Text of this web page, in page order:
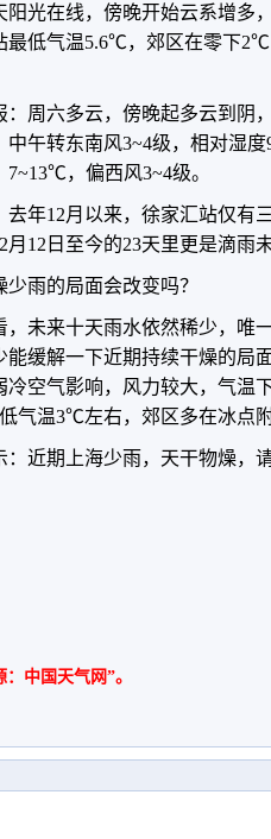
在线，傍晚开始云系增多
最低气温5.6℃，郊区在零下
六多云，傍晚起多云到阴
午转东南风3~4级，相对湿度
，偏西风3~4级。
12月以来，徐家汇站仅有
月12日至今的23天里更是滴雨
雨的局面会改变吗？
来十天雨水依然稀少，唯
能缓解一下近期持续干燥的局
冷空气影响，风力较大，气温
气温3℃左右，郊区多在冰点
期上海少雨，天干物燥，
中国天气网”。